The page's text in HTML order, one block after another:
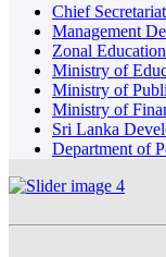
Chief
Management
Zonal
Ministry of
Ministry of
Ministry of
Sri Lanka
Department of